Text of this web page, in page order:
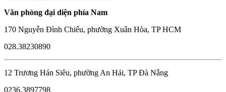
Văn phòng đại diện phía Nam
170 Nguyễn Đình Chiểu, phường Xuân Hòa, TP HCM
028.38230890
12 Trương Hán Siêu, phường An Hải, TP Đà Nẵng
0236.3897798